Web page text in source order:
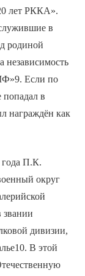
лет РККА».
в
родиной
независимость
Если по
в
награждён как
года П.К.
округ
звании
дивизии,
В этой